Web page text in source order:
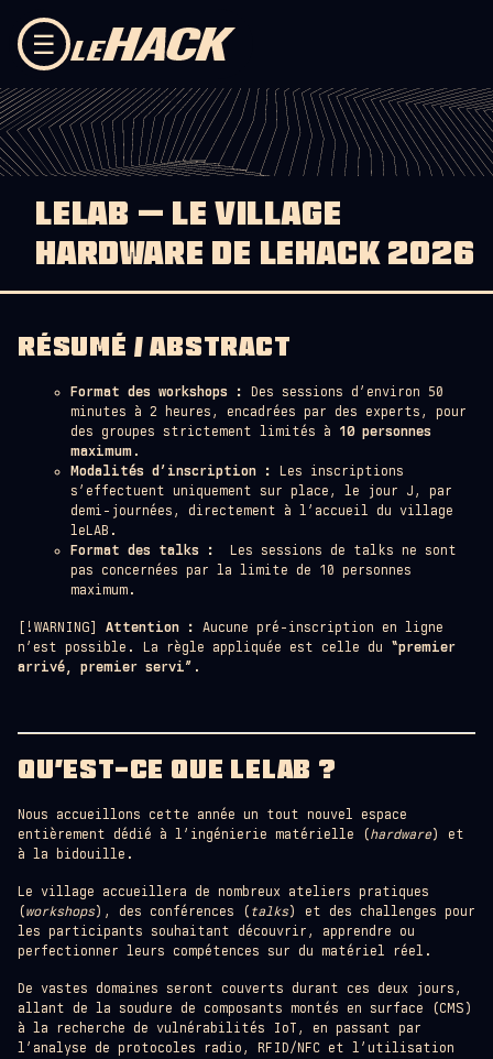
☰
LELAB — LE VILLAGE
HARDWARE DE LEHACK 2026
RÉSUMÉ / ABSTRACT
Format des workshops :
Des sessions d’environ 50
minutes à 2 heures, encadrées par des experts, pour
des groupes strictement limités à 10 personnes
maximum .
Modalités d’inscription :
Les inscriptions
s’effectuent uniquement sur place, le jour J, par
demi-journées, directement à l’accueil du village
leLAB.
Format des talks :
Les sessions de talks ne sont
pas concernées par la limite de 10 personnes
maximum.
[!WARNING] Attention :
Aucune pré-inscription en ligne
n’est possible. La règle appliquée est celle du “premier
arrivé, premier servi” .
QU’EST-CE QUE LELAB ?
Nous accueillons cette année un tout nouvel espace
entièrement dédié à l’ingénierie matérielle (hardware) et
à la bidouille.
Le village accueillera de nombreux ateliers pratiques
(workshops), des conférences ( talks) et des challenges pour
les participants souhaitant découvrir, apprendre ou
perfectionner leurs compétences sur du matériel réel.
De vastes domaines seront couverts durant ces deux jours,
allant de la soudure de composants montés en surface (CMS)
à la recherche de vulnérabilités IoT, en passant par
l’analyse de protocoles radio, RFID/NFC et l’utilisation